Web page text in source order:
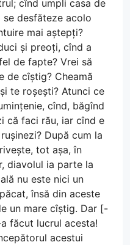
cînd umpli casa de
desfăteze acolo
mai aștepți?
și preoți, cînd a
de fapte? Vrei să
de cîștig? Cheamă
te roșești? Atunci ce
cînd, băgînd
că faci rău, iar cînd e
După cum la
tot așa, în
diavolul ia parte la
nu este nici un
însă din aceste
un mare cîștig. Dar [-
făcut lucrul acesta!
acestui